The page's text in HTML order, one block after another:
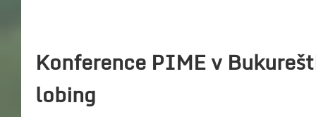
Konference PIME v
lobing